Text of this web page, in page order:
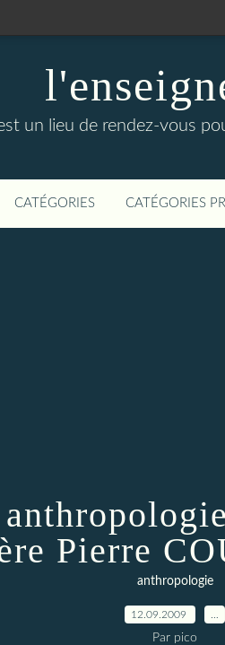
un lieu de rendez-vous
CATÉGORIES CATÉGORIES
Pierre
anthropologie
12.09.2009
Par pico